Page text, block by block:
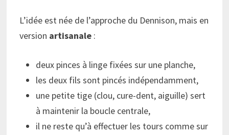
L’idée est née de l’approche du Dennison, mais en
version artisanale:
deux pinces à linge fixées sur une planche,
les deux fils sont pincés indépendamment,
une petite tige (clou, cure-dent, aiguille) sert
à maintenir la boucle centrale,
il ne reste qu’à effectuer les tours comme sur